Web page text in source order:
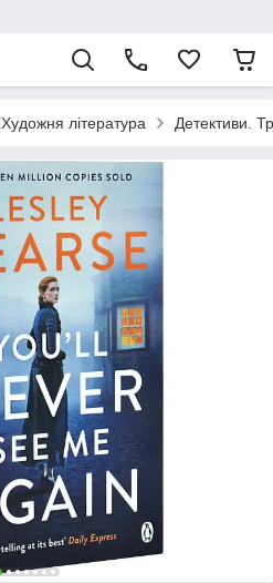
Художня література Детективи.